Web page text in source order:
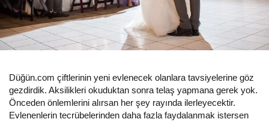
Düğün.com çiftlerinin yeni evlenecek olanlara tavsiyelerine göz
gezdirdik. Aksilikleri okuduktan sonra telaş yapmana gerek yok.
Önceden önlemlerini alırsan her şey rayında ilerleyecektir.
Evlenenlerin tecrübelerinden daha fazla faydalanmak istersen